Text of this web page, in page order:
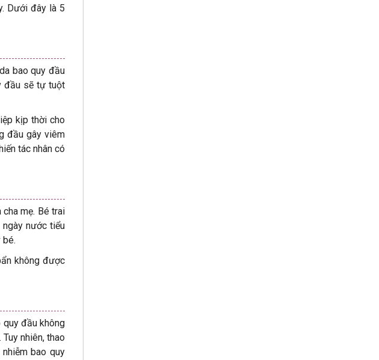
Dưới đây là 5
bao quy đầu
đầu sẽ tự tuột
kịp thời cho
đầu gây viêm
tác nhân có
mẹ. Bé trai
nước tiểu
bé.
không được
quy đầu không
nhiên, thao
bao quy